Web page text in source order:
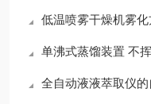
低温喷雾干燥机雾
单沸式蒸馏装置 不挥
全自动液液萃取仪